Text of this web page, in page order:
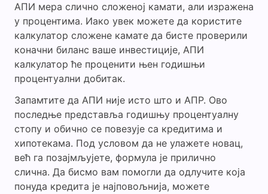
АПИ мера слично сложеној камати, али изражена
у процентима. Иако увек можете да користите
калкулатор сложене камате да бисте проверили
коначни биланс ваше инвестиције, АПИ
калкулатор ће проценити њен годишњи
процентуални добитак.
Запамтите да АПИ није исто што и АПР. Ово
последње представља годишњу процентуалну
стопу и обично се повезује са кредитима и
хипотекама. Под условом да не улажете новац,
већ га позајмљујете, формула је прилично
слична. Да бисмо вам помогли да одлучите која
понуда кредита је најповољнија, можете